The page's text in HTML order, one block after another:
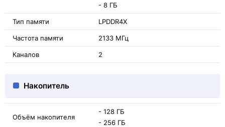
- 8 ГБ
Тип памяти LPDDR4X
Частота памяти 2133 МГц
Каналов 2
Накопитель
Объём накопителя
- 128 ГБ
- 256 ГБ